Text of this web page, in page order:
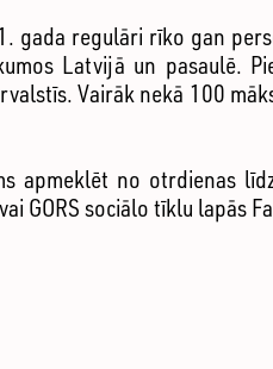
gada regulāri rīko gan
Latvijā un pasaulē.
Vairāk nekā 100
apmeklēt no otrdienas
vai GORS sociālo tīklu lapās